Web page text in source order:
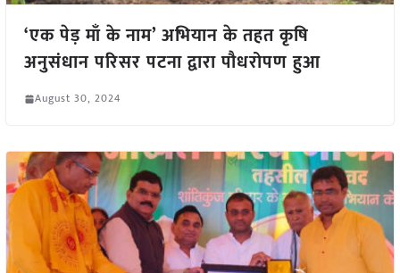
‘एक पेड़ माँ के नाम’ अभियान के तहत कृषि
अनुसंधान परिसर पटना द्वारा पौधरोपण हुआ
August 30, 2024